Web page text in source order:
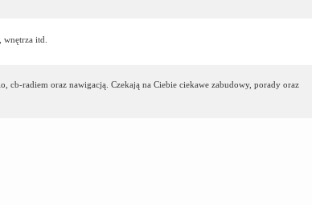
itd.
cb-radiem oraz nawigacją. Czekają na Ciebie ciekawe zabudowy, porady oraz